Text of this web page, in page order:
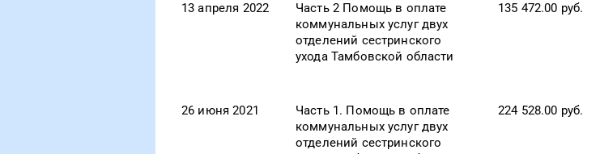
13 апреля 2022
Часть 2 Помощь в оплате
коммунальных услуг двух
отделений сестринского
ухода Тамбовской области
135 472.00 руб.
26 июня 2021
Часть 1. Помощь в оплате
коммунальных услуг двух
отделений сестринского
224 528.00 руб.